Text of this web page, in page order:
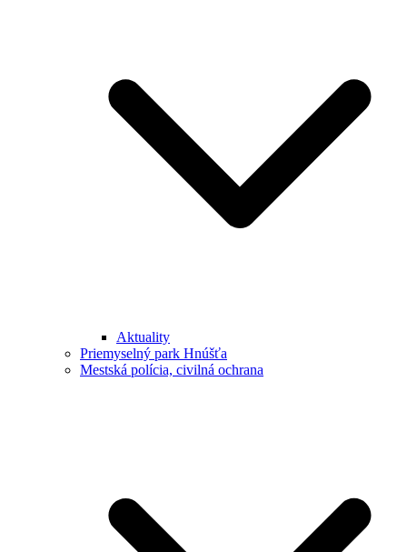
Aktuality
Priemyselný park Hnúšťa
Mestská polícia, civilná ochrana